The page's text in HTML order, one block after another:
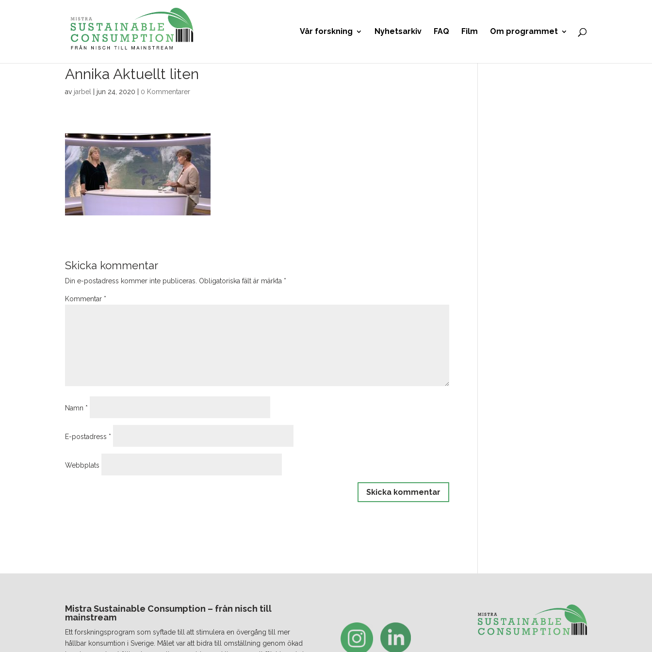
Vår forskning Nyhetsarkiv FAQ Film Om programmet
Annika Aktuellt liten
av jarbel jun 24, 2020 0 Kommentarer
Skicka kommentar
Din e-postadress kommer inte publiceras. Obligatoriska fält är märkta *
Kommentar *
Namn *
E-postadress *
Webbplats
Mistra Sustainable Consumption – från nisch till
mainstream
Ett forskningsprogram som syftade till att stimulera en övergång till mer
hållbar konsumtion i Sverige. Målet var att bidra till omställning genom ökad